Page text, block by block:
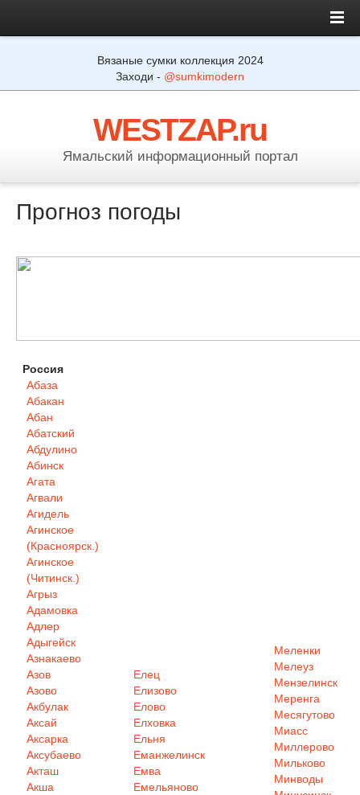
Вязаные сумки коллекция 2024
Заходи - @sumkimodern
WESTZAP.ru
Ямальский информационный портал
Прогноз погоды
Россия
Абаза
Абакан
Абан
Абатский
Абдулино
Абинск
Агата
Агвали
Агидель
Агинское
(Красноярск.)
Агинское
(Читинск.)
Агрыз
Адамовка
Адлер
Адыгейск
Азнакаево
Азов
Азово
Акбулак
Аксай
Аксарка
Аксубаево
Акташ
Акша
Елец
Елизово
Елово
Елховка
Ельня
Еманжелинск
Емва
Емельяново
Меленки
Мелеуз
Мензелинск
Меренга
Месягутово
Миасс
Миллерово
Мильково
Минводы